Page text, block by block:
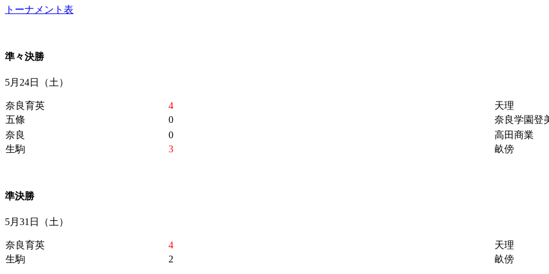
トーナメント表
準々決勝
5月24日（土）
奈良育英 4 天理
五條
0 奈良学園登
奈良
0 高田商業
生駒
3 畝傍
準決勝
5月31日（土）
奈良育英 4 天理
生駒
2 畝傍